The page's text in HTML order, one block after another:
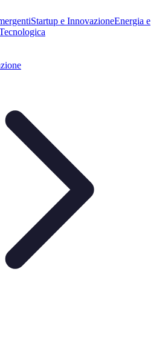
Startup e InnovazioneEnergia e